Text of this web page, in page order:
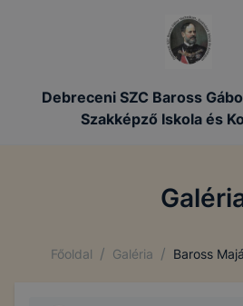
Debreceni SZC Baross
Szakképző Iskola és
Főoldal / Galéria / Baross